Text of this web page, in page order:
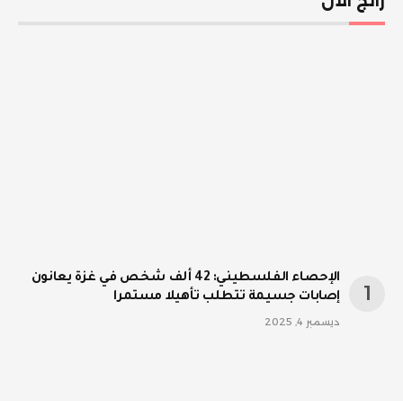
الإحصاء الفلسطيني: 42 ألف شخص في غزة يعانون
إصابات جسيمة تتطلب تأهيلا مستمرا
ديسمبر 4, 2025